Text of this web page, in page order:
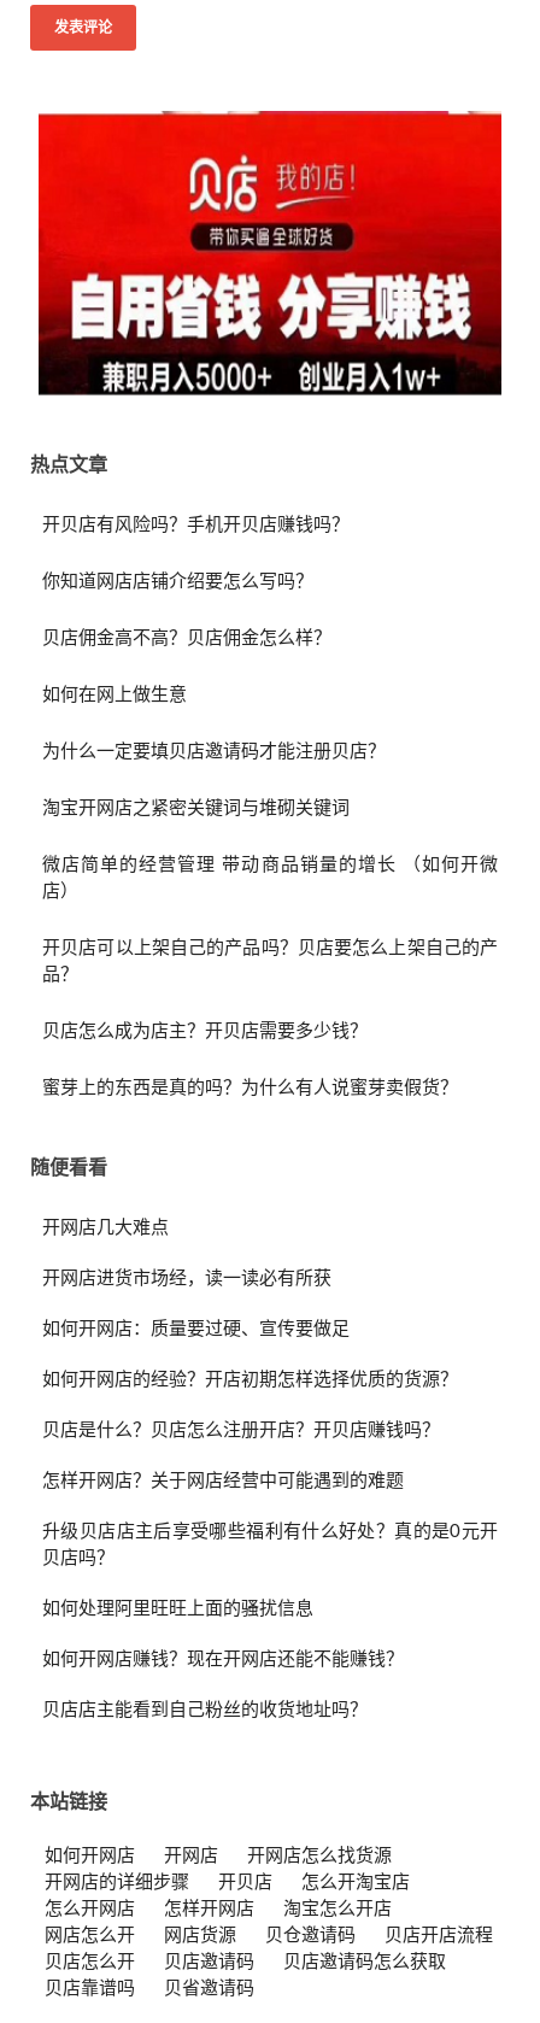
热点文章
开贝店有风险吗？手机开贝店赚钱吗？
你知道网店店铺介绍要怎么写吗？
贝店佣金高不高？贝店佣金怎么样？
如何在网上做生意
为什么一定要填贝店邀请码才能注册贝店？
淘宝开网店之紧密关键词与堆砌关键词
微店简单的经营管理 带动商品销量的增长 （如何开微
店）
开贝店可以上架自己的产品吗？贝店要怎么上架自己的产
品？
贝店怎么成为店主？开贝店需要多少钱？
蜜芽上的东西是真的吗？为什么有人说蜜芽卖假货？
随便看看
开网店几大难点
开网店进货市场经，读一读必有所获
如何开网店：质量要过硬、宣传要做足
如何开网店的经验？开店初期怎样选择优质的货源？
贝店是什么？贝店怎么注册开店？开贝店赚钱吗？
怎样开网店？关于网店经营中可能遇到的难题
升级贝店店主后享受哪些福利有什么好处？真的是0元开
贝店吗？
如何处理阿里旺旺上面的骚扰信息
如何开网店赚钱？现在开网店还能不能赚钱？
贝店店主能看到自己粉丝的收货地址吗？
本站链接
如何开网店 开网店
开网店怎么找货源
开网店的详细步骤
开贝店
怎么开淘宝店
怎么开网店
怎样开网店
淘宝怎么开店
网店怎么开
网店货源 贝仓邀请码
贝店开店流程
贝店怎么开
贝店邀请码
贝店邀请码怎么获取
贝店靠谱吗
贝省邀请码